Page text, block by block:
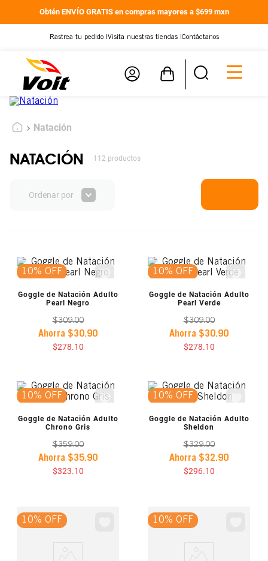
Obtén ENVÍO GRATIS en compras mayores a $699 mxn
Rastrea tu pedido | Visita nuestras tiendas | Contáctanos
Natación
NATACIÓN 112 productos
Ordenar por
10% OFF
VISTA PREVIA
Goggle de Natación Adulto
Pearl Negro
$309.00
Ahorra $30.90
$278.10
10% OFF
VISTA PREVIA
Goggle de Natación Adulto
Pearl Verde
$309.00
Ahorra $30.90
$278.10
10% OFF
VISTA PREVIA
Goggle de Natación Adulto
Chrono Gris
$359.00
Ahorra $35.90
$323.10
10% OFF
VISTA PREVIA
Goggle de Natación Adulto
Sheldon
$329.00
Ahorra $32.90
$296.10
10% OFF 10% OFF